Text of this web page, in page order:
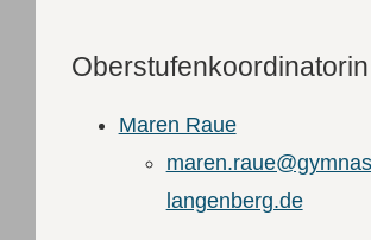
Maren Raue
langenberg.de